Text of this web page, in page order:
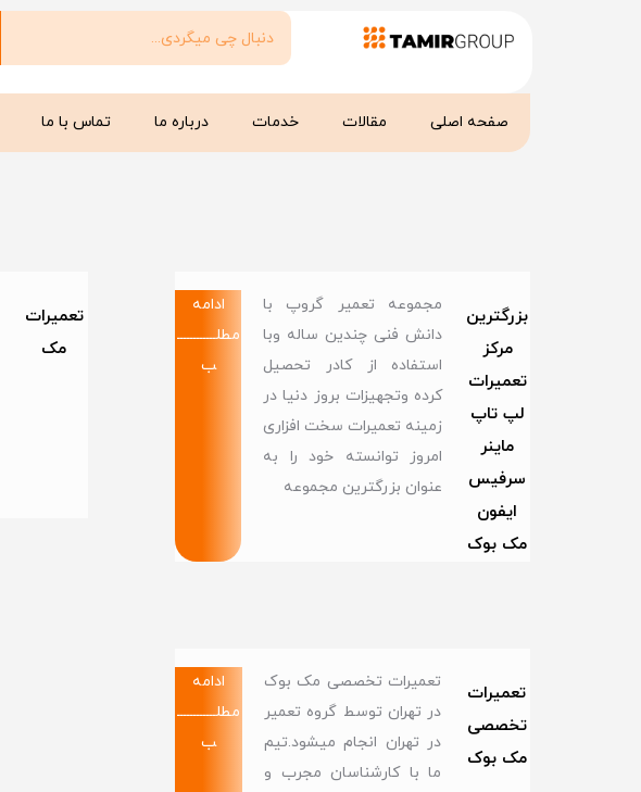
صفحه اصلی مقالات خدمات درباره ما تماس با ما
بزرگترین
مرکز
تعمیرات
لپ تاپ
ماینر
سرفیس
ایفون
مک بوک
مجموعه تعمیر گروپ با
دانش فنی چندین ساله وبا
استفاده از کادر تحصیل
کرده وتجهیزات بروز دنیا در
زمینه تعمیرات سخت افزاری
امروز توانسته خود را به
عنوان بزرگترین مجموعه
ادامه
مطلــــــــــــ
ب
تعمیرات
مک
تعمیرات
تخصصی
مک بوک
تعمیرات تخصصی مک بوک
در تهران توسط گروه تعمیر
در تهران انجام میشود.تیم
ما با کارشناسان مجرب و
ادامه
مطلــــــــــــ
ب